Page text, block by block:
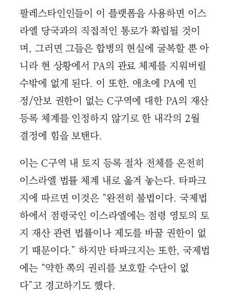
팔레스타인인들이 이 플랫폼을 사용하면 이스
라엘 당국과의 직접적인 통로가 확립될 것이
며, 그러면 그들은 합병의 현실에 굴복할 뿐 아
니라 현 상황에서 PA의 관료 체제를 지워버릴
수밖에 없게 된다. 이 또한, 애초에 PA에 민
정/안보 권한이 없는 C구역에 대한 PA의 재산
등록 체계를 인정하지 않기로 한 내각의 2월
결정에 힘을 보탠다.
이는 C구역 내 토지 등록 절차 전체를 온전히
이스라엘 법률 체계 내로 옮겨 놓는다. 타파크
지에 따르면 이것은 “완전히 불법이다. 국제법
하에서 점령국인 이스라엘에는 점령 영토의 토
지 재산 관련 법률이나 제도를 바꿀 권한이 없
기 때문이다.” 하지만 타파크지는 또한, 국제법
에는 “약한 쪽의 권리를 보호할 수단이 없
다”고 경고하기도 했다.